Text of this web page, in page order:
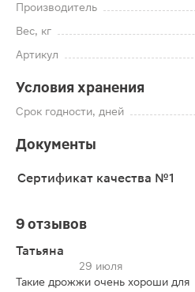
Производитель
Вес, кг
Артикул
Условия хранения
Срок годности, дней
Документы
Сертификат качества №1
9 отзывов
Татьяна
29 июля
Такие дрожжи очень хороши для